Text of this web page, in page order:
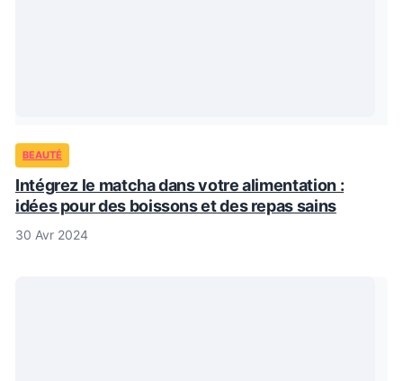
BEAUTÉ
Intégrez le matcha dans votre alimentation :
idées pour des boissons et des repas sains
30 Avr 2024